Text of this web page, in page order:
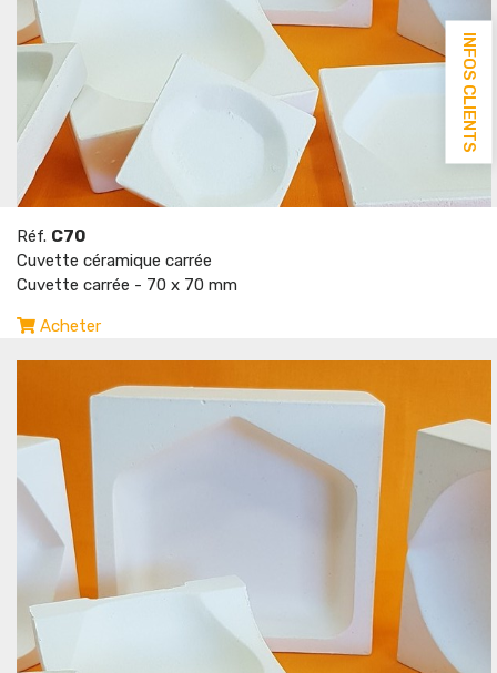
Réf. C70
Cuvette céramique carrée
Cuvette carrée - 70 x 70 mm
Acheter
INFOS CLIENTS